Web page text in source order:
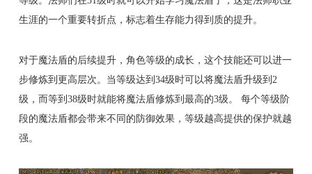
生涯的一个重要转折点，标志着生存能力得到质的提升。
对于魔法盾的后续提升，角色等级的成长，这个技能还可以进一
步修炼到更高层次。当等级达到34级时可以将魔法盾升级到2
级，而等到38级时就能将魔法盾修炼到最高的3级。 每个等级阶
段的魔法盾都会带来不同的防御效果，等级越高提供的保护就越
强。